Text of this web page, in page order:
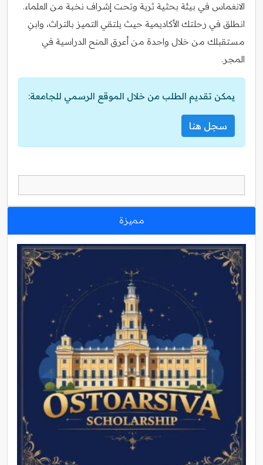
الانغماس في بيئة بحثية ثرية وتحت إشراف نخبة من العلماء.
انطلق في رحلتك الأكاديمية حيث يلتقي التميز بالتراث، وابنِ
مستقبلك من خلال واحدة من أعرق المنح الدراسية في
المجر.
يمكن تقديم الطلب من خلال الموقع الرسمي للجامعة:
سجل هنا
مميزة